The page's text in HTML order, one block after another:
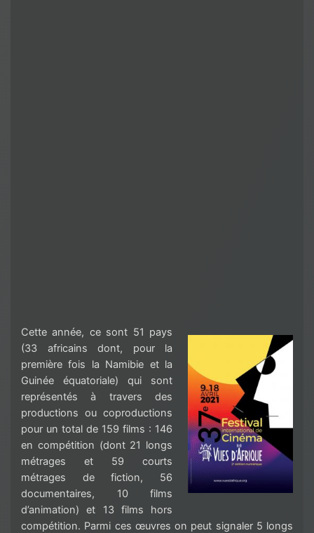
Cette année, ce sont 51 pays
(33 africains dont, pour la
première fois la Namibie et la
Guinée équatoriale) qui sont
représentés à travers des
productions ou coproductions
pour un total de 159 films : 146
en compétition (dont 21 longs
métrages et 59 courts
métrages de fiction, 56
documentaires, 10 films
d’animation) et 13 films hors
compétition. Parmi ces œuvres on peut signaler 5 longs